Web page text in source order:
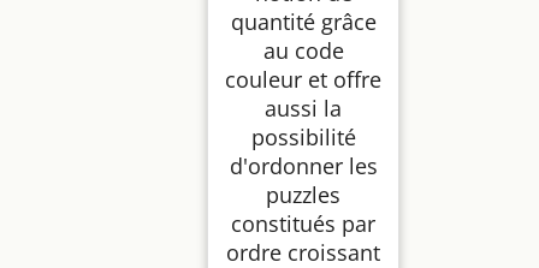
quantité grâce
au code
couleur et offre
aussi la
possibilité
d'ordonner les
puzzles
constitués par
ordre croissant